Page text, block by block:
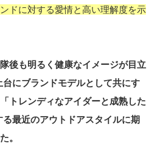
ドに対する愛情と高い理解度を示
後も明るく健康なイメージが目立
台にブランドモデルとして共にす
トレンディなアイダーと成熟した
最近のアウトドアスタイルに期
。